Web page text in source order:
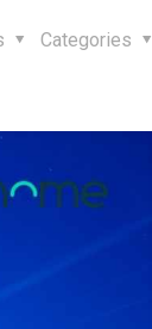
Categories